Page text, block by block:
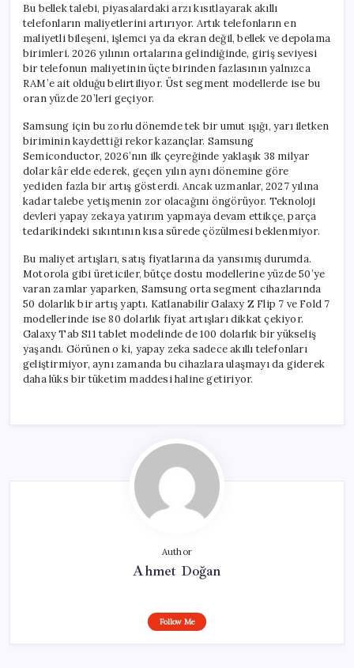
Bu bellek talebi, piyasalardaki arzı kısıtlayarak akıllı
telefonların maliyetlerini artırıyor. Artık telefonların en
maliyetli bileşeni, işlemci ya da ekran değil, bellek ve depolama
birimleri. 2026 yılının ortalarına gelindiğinde, giriş seviyesi
bir telefonun maliyetinin üçte birinden fazlasının yalnızca
RAM’e ait olduğu belirtiliyor. Üst segment modellerde ise bu
oran yüzde 20’leri geçiyor.
Samsung için bu zorlu dönemde tek bir umut ışığı, yarı iletken
biriminin kaydettiği rekor kazançlar. Samsung
Semiconductor, 2026’nın ilk çeyreğinde yaklaşık 38 milyar
dolar kâr elde ederek, geçen yılın aynı dönemine göre
yediden fazla bir artış gösterdi. Ancak uzmanlar, 2027 yılına
kadar talebe yetişmenin zor olacağını öngörüyor. Teknoloji
devleri yapay zekaya yatırım yapmaya devam ettikçe, parça
tedarikindeki sıkıntının kısa sürede çözülmesi beklenmiyor.
Bu maliyet artışları, satış fiyatlarına da yansımış durumda.
Motorola gibi üreticiler, bütçe dostu modellerine yüzde 50’ye
varan zamlar yaparken, Samsung orta segment cihazlarında
50 dolarlık bir artış yaptı. Katlanabilir Galaxy Z Flip 7 ve Fold 7
modellerinde ise 80 dolarlık fiyat artışları dikkat çekiyor.
Galaxy Tab S11 tablet modelinde de 100 dolarlık bir yükseliş
yaşandı. Görünen o ki, yapay zeka sadece akıllı telefonları
geliştirmiyor, aynı zamanda bu cihazlara ulaşmayı da giderek
daha lüks bir tüketim maddesi haline getiriyor.
Author
Ahmet Doğan
Follow Me